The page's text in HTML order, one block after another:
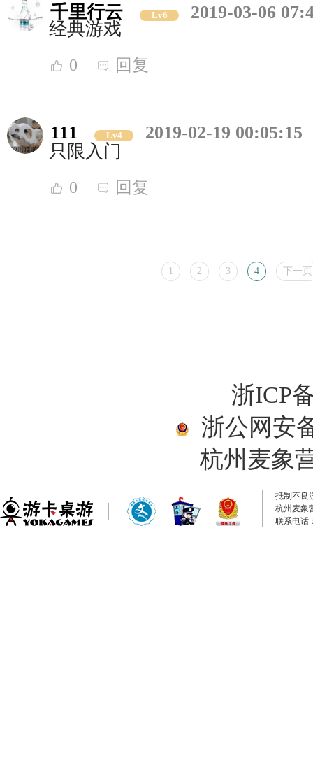
千里行云 Lv6
2019-03-06
经典游戏
0 回复
111 Lv4
2019-02-19 00:05:15
只限入门
0 回复
1 2 3 4 下一页
浙ICP
浙公网安
杭州麦象
抵制不良
杭州麦象
联系电话